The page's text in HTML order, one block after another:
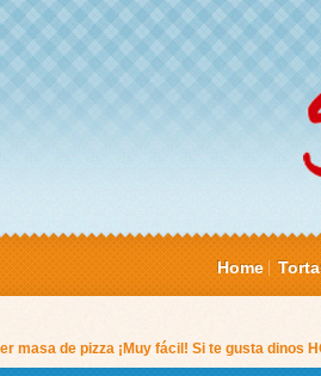
Home
masa de pizza ¡Muy fácil! Si te gusta dinos